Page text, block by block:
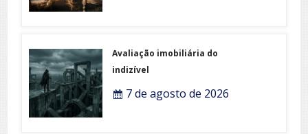
Avaliação imobiliária do
indizível
7 de agosto de 2026